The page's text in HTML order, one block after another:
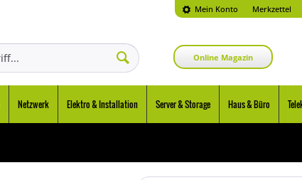
Mein Konto Merkzettel
Online Magazin
Netzwerk Elektro & Installation Server & Storage Haus & Büro